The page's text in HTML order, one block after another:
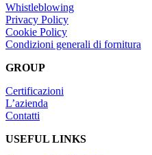
Whistleblowing
Privacy Policy
Cookie Policy
Condizioni generali di fornitura
GROUP
Certificazioni
L’azienda
Contatti
USEFUL LINKS